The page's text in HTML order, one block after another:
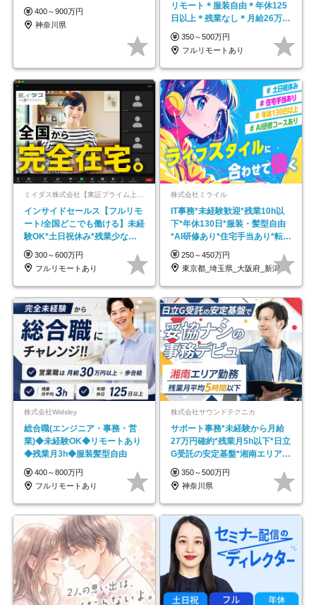
400～900万円
神奈川県
リモート＊服装自由＊年休125
日以上＊残業なし＊月給26万円
以上
350～500万円
フルリモートあり
インサイドセールス【フルリモ
ート/全国どこでも働ける】未経
験OK*土日祝休み*残業少なめ*
在宅勤務手当あり
300～600万円
フルリモートあり
株式会社ミライル
IT事務*未経験歓迎*残業10h以
下*年休130日*服装・髪型自由
*AI研修あり*住宅手当あり*転勤
なし
250～450万円
東京都_埼玉県_大阪府_新潟県_福岡県
株式会社Widsley
総合職(エンジニア・事務・営
業)◆未経験OK◆リモートあり
◆残業月3h◆服装髪型自由
400～800万円
フルリモートあり
株式会社サウンドテクニカ
サポート事務*未経験から月給
27万円確約*残業月5h以下*日立
G受託の安定基盤*湘南エリア勤
務
350～500万円
神奈川県